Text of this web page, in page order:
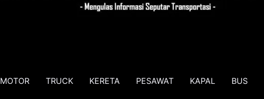
MOTOR TRUCK KERETA PESAWAT KAPAL BUS